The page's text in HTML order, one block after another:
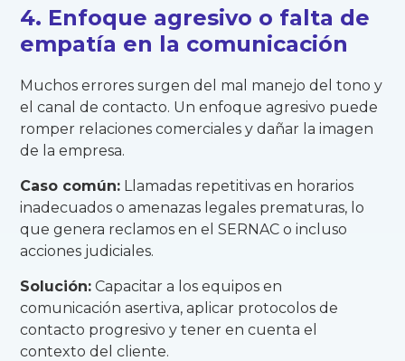
4. Enfoque agresivo o falta de
empatía en la comunicación
Muchos errores surgen del mal manejo del tono y
el canal de contacto. Un enfoque agresivo puede
romper relaciones comerciales y dañar la imagen
de la empresa.
Caso común: Llamadas repetitivas en horarios
inadecuados o amenazas legales prematuras, lo
que genera reclamos en el SERNAC o incluso
acciones judiciales.
Solución: Capacitar a los equipos en
comunicación asertiva, aplicar protocolos de
contacto progresivo y tener en cuenta el
contexto del cliente.